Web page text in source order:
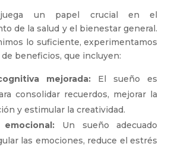
un papel crucial en el
de la salud y el bienestar general.
lo suficiente, experimentamos
beneficios, que incluyen:
mejorada:El sueño es
consolidar recuerdos, mejorar la
y estimular la creatividad.
Un sueño adecuado
las emociones, reduce el estrés